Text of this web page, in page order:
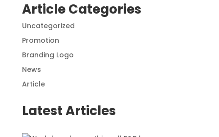
Article Categories
Uncategorized
Promotion
Branding Logo
News
Article
Latest Articles